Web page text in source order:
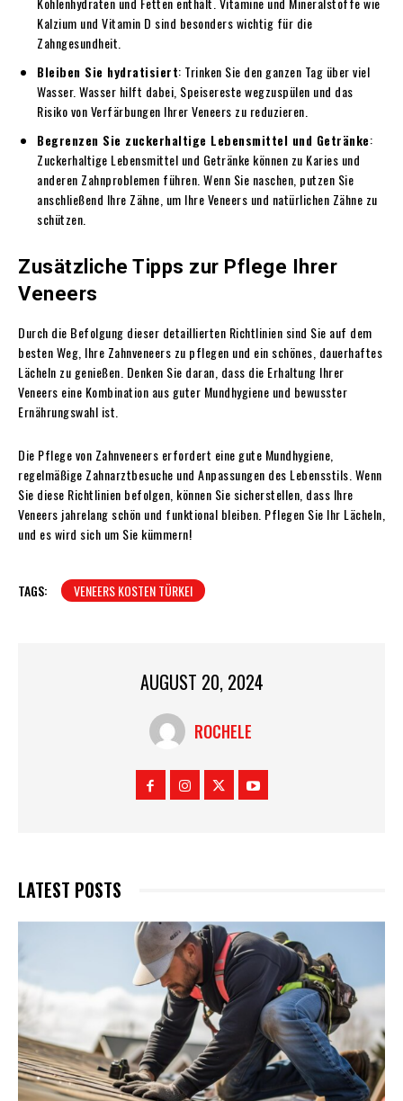
Kalzium und Vitamin D sind besonders wichtig für die
Zahngesundheit.
Bleiben Sie hydratisiert: Trinken Sie den ganzen Tag über viel
Wasser. Wasser hilft dabei, Speisereste wegzuspülen und das
Risiko von Verfärbungen Ihrer Veneers zu reduzieren.
Begrenzen Sie zuckerhaltige Lebensmittel und Getränke:
Zuckerhaltige Lebensmittel und Getränke können zu Karies und
anderen Zahnproblemen führen. Wenn Sie naschen, putzen Sie
anschließend Ihre Zähne, um Ihre Veneers und natürlichen Zähne zu
schützen.
Zusätzliche Tipps zur Pflege Ihrer
Veneers
Durch die Befolgung dieser detaillierten Richtlinien sind Sie auf dem
besten Weg, Ihre Zahnveneers zu pflegen und ein schönes, dauerhaftes
Lächeln zu genießen. Denken Sie daran, dass die Erhaltung Ihrer
Veneers eine Kombination aus guter Mundhygiene und bewusster
Ernährungswahl ist.
Die Pflege von Zahnveneers erfordert eine gute Mundhygiene,
regelmäßige Zahnarztbesuche und Anpassungen des Lebensstils. Wenn
Sie diese Richtlinien befolgen, können Sie sicherstellen, dass Ihre
Veneers jahrelang schön und funktional bleiben. Pflegen Sie Ihr Lächeln,
und es wird sich um Sie kümmern!
TAGS: VENEERS KOSTEN TÜRKEI
AUGUST 20, 2024
ROCHELE
LATEST POSTS